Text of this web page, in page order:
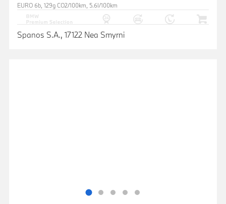
EURO 6b, 129g CO2/100km, 5.6l/100km
Spanos S.A., 17122 Nea Smyrni